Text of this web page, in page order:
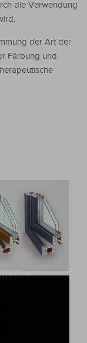
die Verwendung
der Art der
Färbung und